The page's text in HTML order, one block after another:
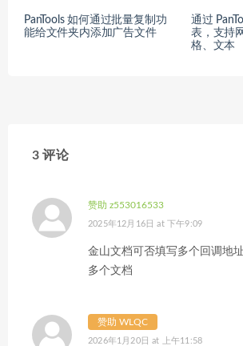
PanTools 如何通过批量复制功
能给文件夹内添加广告文件
通过
表，支持
格、文本
3 评论
赞助 z553016533
2025年12月16日 at 下午9:09
金山文档可否填写多个回调地
多个文档
赞助 WLQC
2026年1月20日 at 上午11:58